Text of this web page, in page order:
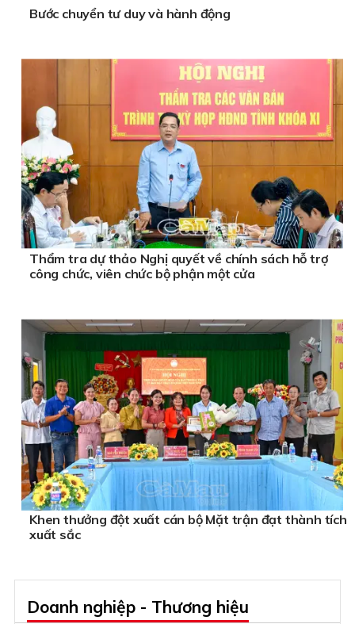
Bước chuyển tư duy và hành động
Thẩm tra dự thảo Nghị quyết về chính sách hỗ trợ
công chức, viên chức bộ phận một cửa
Khen thưởng đột xuất cán bộ Mặt trận đạt thành tích
xuất sắc
Doanh nghiệp - Thương hiệu